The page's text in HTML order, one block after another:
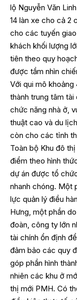
lộ Nguyễn Văn
14 làn xe cho cả 2
cho các tuyến
khách khối lượng
tiên theo quy
được tầm nhìn
Với qui mô
thành trung tâm
chức năng nhà ở,
thuật cao và du
còn cho các tỉnh
Toàn bộ Khu đô
điểm theo hình
dự án được tổ
nhanh chóng. Một
lực quản lý điều
Hưng, một phần
đoàn, công ty lớn
tài chính ổn định
đảm bảo các quy
góp phần hình
nhiên các khu ở
thị mới PMH. Có